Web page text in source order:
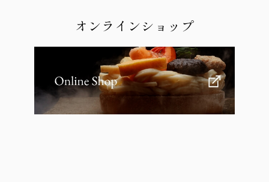
オンラインショップ